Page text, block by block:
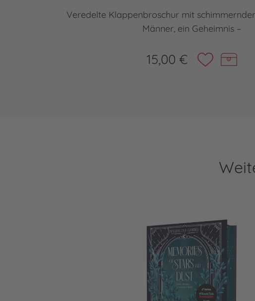
Veredelte Klappenbroschur mit
Männer, ein Geheimnis –
15,00 €
Tale of Sun and Night 2: Memories of Stars and